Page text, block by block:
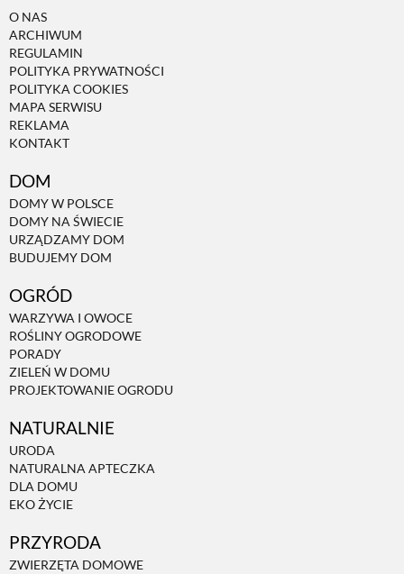
O NAS
ARCHIWUM
REGULAMIN
POLITYKA PRYWATNOŚCI
POLITYKA COOKIES
MAPA SERWISU
REKLAMA
KONTAKT
DOM
DOMY W POLSCE
DOMY NA ŚWIECIE
URZĄDZAMY DOM
BUDUJEMY DOM
OGRÓD
WARZYWA I OWOCE
ROŚLINY OGRODOWE
PORADY
ZIELEŃ W DOMU
PROJEKTOWANIE OGRODU
NATURALNIE
URODA
NATURALNA APTECZKA
DLA DOMU
EKO ŻYCIE
PRZYRODA
ZWIERZĘTA DOMOWE